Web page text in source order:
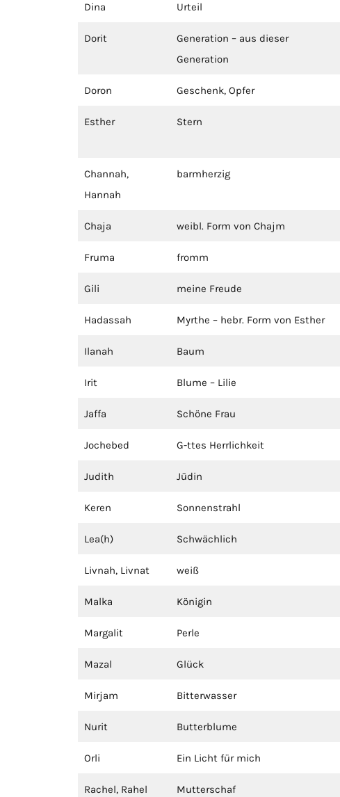
Dina Urteil
Dorit
Generation – aus dieser
Generation
Doron Geschenk, Opfer
Esther Stern
Channah,
Hannah
barmherzig
Chaja weibl. Form von Chajm
Fruma fromm
Gili meine Freude
Hadassah Myrthe – hebr. Form von Esther
Ilanah Baum
Irit Blume – Lilie
Jaffa Schöne Frau
Jochebed G-ttes Herrlichkeit
Judith Jüdin
Keren Sonnenstrahl
Lea(h) Schwächlich
Livnah, Livnat weiß
Malka Königin
Margalit Perle
Mazal Glück
Mirjam Bitterwasser
Nurit Butterblume
Orli Ein Licht für mich
Rachel, Rahel Mutterschaf